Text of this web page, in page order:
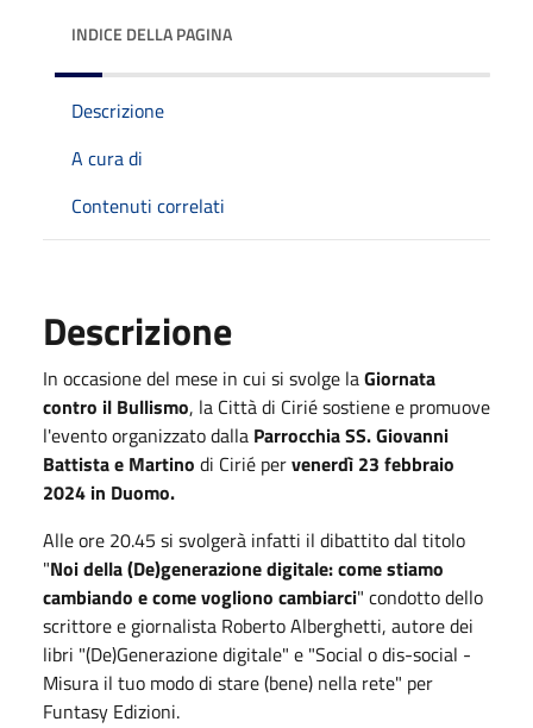
INDICE DELLA PAGINA
Descrizione
A cura di
Contenuti correlati
Descrizione
In occasione del mese in cui si svolge laGiornata
contro il Bullismo, la Città di Cirié sostiene e promuove
l'evento organizzato dalla Parrocchia SS. Giovanni
Battista e Martino di Cirié pervenerdì 23 febbraio
2024 in Duomo.
Alle ore 20.45 si svolgerà infatti il dibattito dal titolo
"Noi della (De)generazione digitale: come stiamo
cambiando e come vogliono cambiarci" condotto dello
scrittore e giornalista Roberto Alberghetti, autore dei
libri "(De)Generazione digitale" e "Social o dis-social -
Misura il tuo modo di stare (bene) nella rete" per
Funtasy Edizioni.